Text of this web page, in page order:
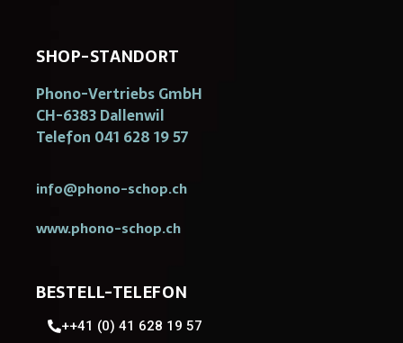
SHOP-STANDORT
Phono-Vertriebs GmbH
CH-6383 Dallenwil
Telefon 041 628 19 57
info@phono-schop.ch
www.phono-schop.ch
BESTELL-TELEFON
++41 (0) 41 628 19 57